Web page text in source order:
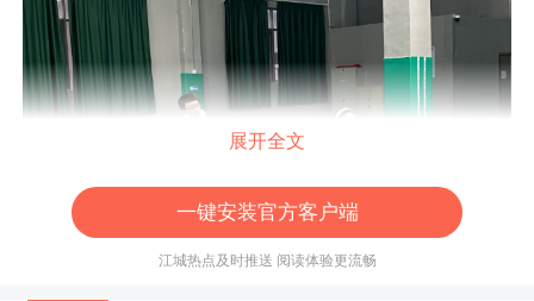
展开全文
一键安装官方客户端
江城热点及时推送 阅读体验更流畅